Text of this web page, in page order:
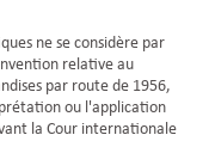
ne se considère par
relative au
par route de 1956,
ou l'application
la Cour internationale